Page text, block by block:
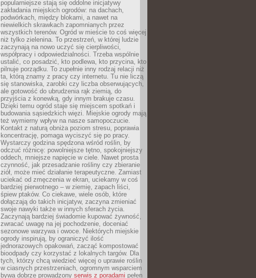
popularniejsze stają się oddolne inicjatywy
zakładania miejskich ogrodów: na dachach,
podwórkach, między blokami, a nawet na
niewielkich skrawkach zapomnianych przez
wszystkich terenów. Ogród w mieście to coś więcej
niż tylko zielenina. To przestrzeń, w której ludzie
zaczynają na nowo uczyć się cierpliwości,
współpracy i odpowiedzialności. Trzeba wspólnie
ustalić, co posadzić, kto podlewa, kto przycina, kto
pilnuje porządku. To zupełnie inny rodzaj relacji niż
ta, którą znamy z pracy czy internetu. Tu nie liczą
się stanowiska, zarobki czy liczba obserwujących,
ale gotowość do ubrudzenia rąk ziemią, do
przyjścia z konewką, gdy innym brakuje czasu.
Dzięki temu ogród staje się miejscem spotkań i
budowania sąsiedzkich więzi. Miejskie ogrody mają
też wymierny wpływ na nasze samopoczucie.
Kontakt z naturą obniża poziom stresu, poprawia
koncentrację, pomaga wyciszyć się po pracy.
Wystarczy godzina spędzona wśród roślin, by
odczuć różnicę: powolniejsze tętno, spokojniejszy
oddech, mniejsze napięcie w ciele. Nawet prosta
czynność, jak przesadzanie rośliny czy zbieranie
ziół, może mieć działanie terapeutyczne. Zamiast
uciekać od zmęczenia w ekran, uciekamy w coś
bardziej pierwotnego – w ziemię, zapach liści,
śpiew ptaków. Co ciekawe, wiele osób, które
dołączają do takich inicjatyw, zaczyna zmieniać
swoje nawyki także w innych sferach życia.
Zaczynają bardziej świadomie kupować żywność,
zwracać uwagę na jej pochodzenie, doceniać
sezonowe warzywa i owoce. Niektórych miejskie
ogrody inspirują, by ograniczyć ilość
jednorazowych opakowań, zacząć kompostować
bioodpady czy korzystać z lokalnych targów. Dla
tych, którzy chcą wiedzieć więcej o uprawie roślin
w ciasnych przestrzeniach, ogromnym wsparciem
bywa dobrze prowadzony serwis z poradami pełen